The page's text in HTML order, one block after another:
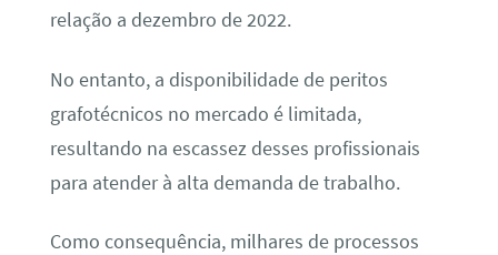
relação a dezembro de 2022.
No entanto, a disponibilidade de peritos
grafotécnicos no mercado é limitada,
resultando na escassez desses profissionais
para atender à alta demanda de trabalho.
Como consequência, milhares de processos